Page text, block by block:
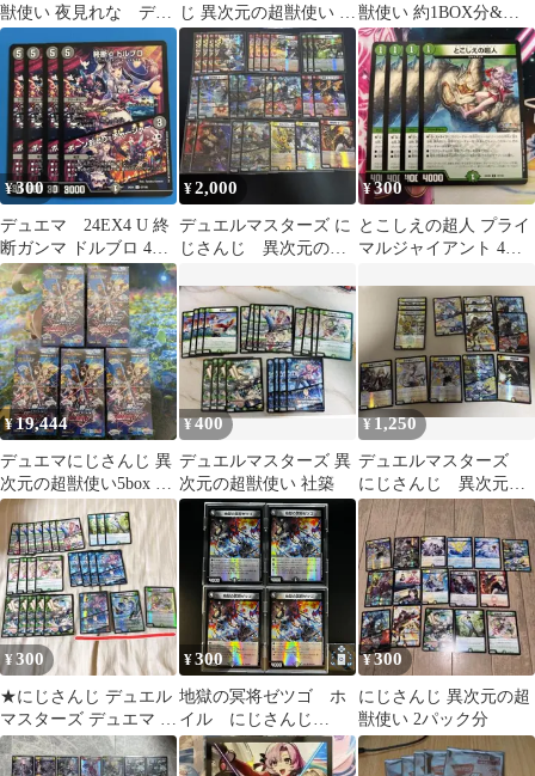
獣使い 夜見れな デッ
キパーツ38枚
じ 異次元の超獣使い イ
ブラヒム デッキパーツ
ホイルレア
獣使い 約1BOX分&特
典スリーブ3袋
¥300
デュエマ 24EX4 U 終
断ガンマ ドルブロ 4
枚 にじさんじ
¥2,000
デュエルマスターズ に
じさんじ 異次元の超
とめ 決断
¥300
とこしえの超人 プライ
マルジャイアント 4枚
¥19,444
デュエマにじさんじ 異
次元の超獣使い5box シ
ュリンク付き
¥400
デュエルマスターズ 異
次元の超獣使い 社築
¥1,250
デュエルマスターズ
にじさんじ 異次元の
超獣使い ホイル ま
とめ売り 全56枚
¥300
★にじさんじ デュエル
マスターズ デュエマ 異
次元の超獣使い 社築
¥300
地獄の冥将ゼツゴ ホ
イル にじさんじ
【C】(DM24EX4
PR48/PR60)《闇》【4
¥300
にじさんじ 異次元の超
獣使い 2パック分